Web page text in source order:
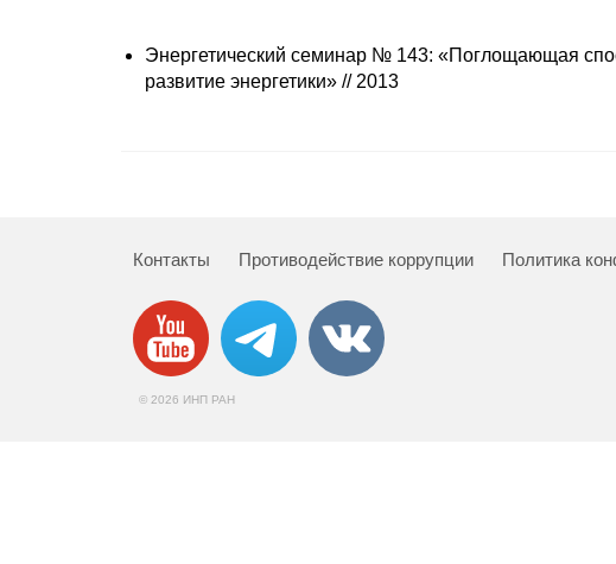
Энергетический семинар № 143: «Поглощающая
развитие энергетики» // 2013
Контакты Противодействие коррупции Политика
© 2026 ИНП РАН